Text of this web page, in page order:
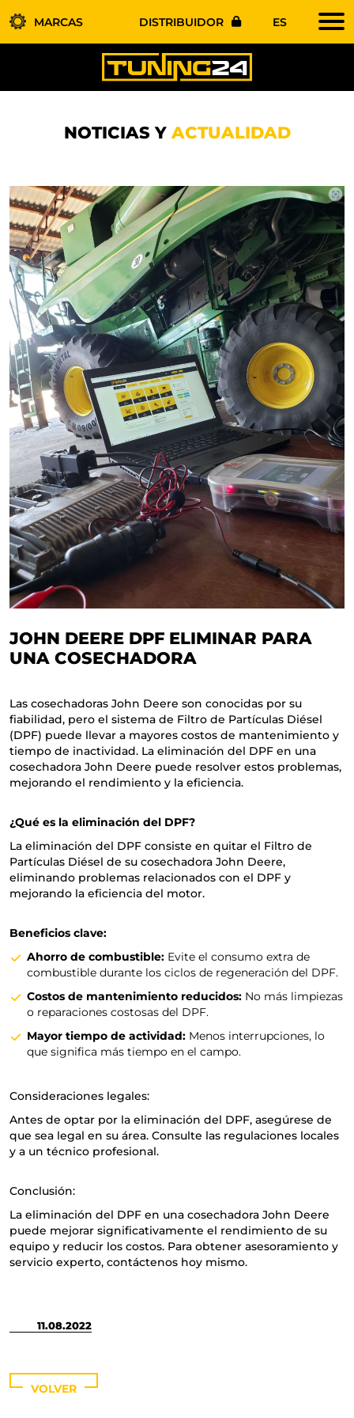
MARCAS DISTRIBUIDOR ES
NOTICIAS YACTUALIDAD
JOHN DEERE DPF ELIMINAR PARA
UNA COSECHADORA
Las cosechadoras John Deere son conocidas por su
fiabilidad, pero el sistema de Filtro de Partículas Diésel
(DPF) puede llevar a mayores costos de mantenimiento y
tiempo de inactividad. La eliminación del DPF en una
cosechadora John Deere puede resolver estos problemas,
mejorando el rendimiento y la eficiencia.
¿Qué es la eliminación del DPF?
La eliminación del DPF consiste en quitar el Filtro de
Partículas Diésel de su cosechadora John Deere,
eliminando problemas relacionados con el DPF y
mejorando la eficiencia del motor.
Beneficios clave:
Ahorro de combustible: Evite el consumo extra de
combustible durante los ciclos de regeneración del DPF.
Costos de mantenimiento reducidos: No más limpiezas
o reparaciones costosas del DPF.
Mayor tiempo de actividad: Menos interrupciones, lo
que significa más tiempo en el campo.
Consideraciones legales:
Antes de optar por la eliminación del DPF, asegúrese de
que sea legal en su área. Consulte las regulaciones locales
y a un técnico profesional.
Conclusión:
La eliminación del DPF en una cosechadora John Deere
puede mejorar significativamente el rendimiento de su
equipo y reducir los costos. Para obtener asesoramiento y
servicio experto, contáctenos hoy mismo.
11.08.2022
VOLVER